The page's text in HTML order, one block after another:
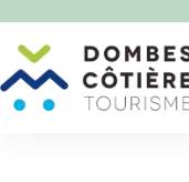
au
contenu